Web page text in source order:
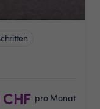
pro Monat